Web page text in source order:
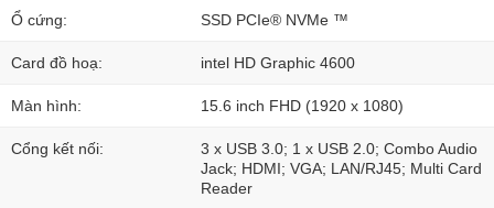
Ổ cứng: SSD PCIe® NVMe ™
Card đồ hoạ: intel HD Graphic 4600
Màn hình: 15.6 inch FHD (1920 x 1080)
Cổng kết nối:
3 x USB 3.0; 1 x USB 2.0; Combo Audio
Jack; HDMI; VGA; LAN/RJ45; Multi Card
Reader